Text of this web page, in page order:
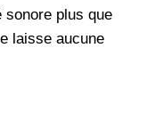
plus que
laisse aucune